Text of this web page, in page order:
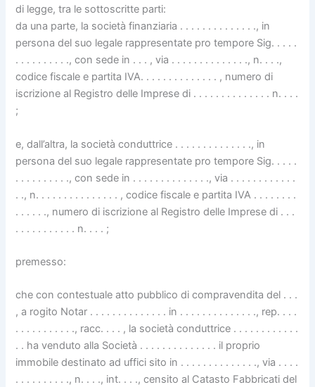
di legge, tra le sottoscritte parti:
da una parte, la società finanziaria . . . . . . . . . . . . . ., in
persona del suo legale rappresentate pro tempore Sig. . . . .
. . . . . . . . . ., con sede in . . . , via . . . . . . . . . . . . . ., n. . . .,
codice fiscale e partita IVA. . . . . . . . . . . . . . , numero di
iscrizione al Registro delle Imprese di . . . . . . . . . . . . . . n. . . .
;
e, dall’altra, la società conduttrice . . . . . . . . . . . . . ., in
persona del suo legale rappresentate pro tempore Sig. . . . .
. . . . . . . . . ., con sede in . . . . . . . . . . . . . ., via . . . . . . . . . . . .
. ., n. . . . . . . . . . . . . . . , codice fiscale e partita IVA . . . . . . . .
. . . . . ., numero di iscrizione al Registro delle Imprese di . . .
. . . . . . . . . . . n. . . . ;
premesso:
che con contestuale atto pubblico di compravendita del . . .
, a rogito Notar . . . . . . . . . . . . . . in . . . . . . . . . . . . . ., rep. . . .
. . . . . . . . . . ., racc. . . . , la società conduttrice . . . . . . . . . . . .
. . ha venduto alla Società . . . . . . . . . . . . . . il proprio
immobile destinato ad uffici sito in . . . . . . . . . . . . . ., via . . . .
. . . . . . . . . ., n. . . ., int. . . ., censito al Catasto Fabbricati del